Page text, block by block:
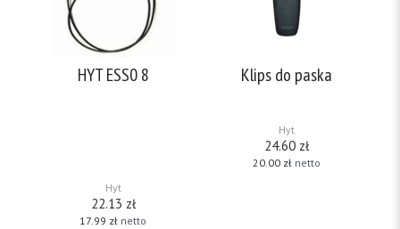
HYT ESS0 8
Hyt
22.13 zł
17.99 zł netto
Klips do paska
Hyt
24.60 zł
20.00 zł netto